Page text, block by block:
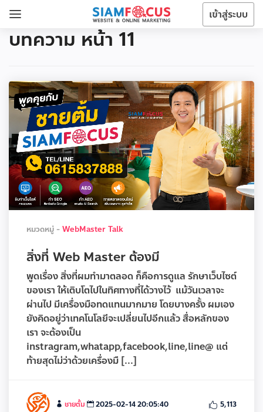
เข้าสู่ระบบ
บทความ หน้า 11
หมวดหมู่ - WebMaster Talk
สิ่งที่ Web Master ต้องมี
พูดเรื่อง สิ่งที่ผมทำมาตลอด ก็คือการดูแล รักษาเว็บไซต์
ของเรา ให้เติบโตไปในทิศทางที่ได้วางไว้ แม้วันเวลาจะ
ผ่านไป มีเครื่องมือทดแทนมากมาย โดยบางครั้ง ผมเอง
ยังคิดอยู่ว่าเทคโนโลยีจะเปลี่ยนไปอีกแล้ว สื่อหลักของ
เรา จะต้องเป็น
instragram,whatapp,facebook,line,line@ แต่
ท้ายสุดไม่ว่าด้วยเครื่องมื [...]
ชายตั้ม 2025-02-14 20:05:40 5,113